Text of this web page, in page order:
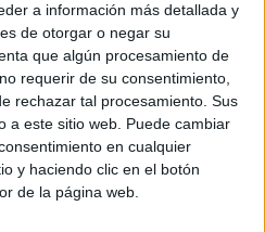
a información más detallada y
de otorgar o negar su
que algún procesamiento de
requerir de su consentimiento,
rechazar tal procesamiento. Sus
a este sitio web. Puede cambiar
en cualquier
y haciendo clic en el botón
de la página web.